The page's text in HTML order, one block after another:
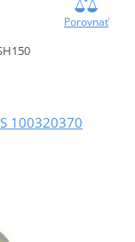
Porovnať
100320370